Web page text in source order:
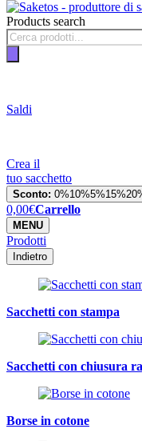
Products search
Saldi
Crea il
tuo sacchetto
Sconto: 0%10%5%15%
0,00€Carrello
MENU
Prodotti
Indietro
Sacchetti con stampa
Sacchetti con chiusura
Borse in cotone